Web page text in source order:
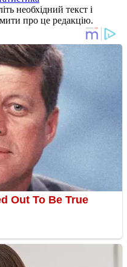
необхідний текст і
про це редакцію.